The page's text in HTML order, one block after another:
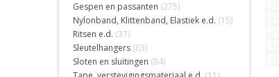
Gespen en passanten (275)
Nylonband, Klittenband, Elastiek e.d. (15)
Ritsen e.d. (37)
Sleutelhangers (63)
Sloten en sluitingen (84)